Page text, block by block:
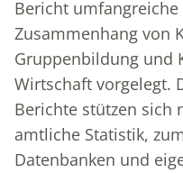
Bericht
Zusammenhang von
Gruppenbildung und
Wirtschaft vorgelegt.
Berichte stützen sich
amtliche Statistik,
Datenbanken und